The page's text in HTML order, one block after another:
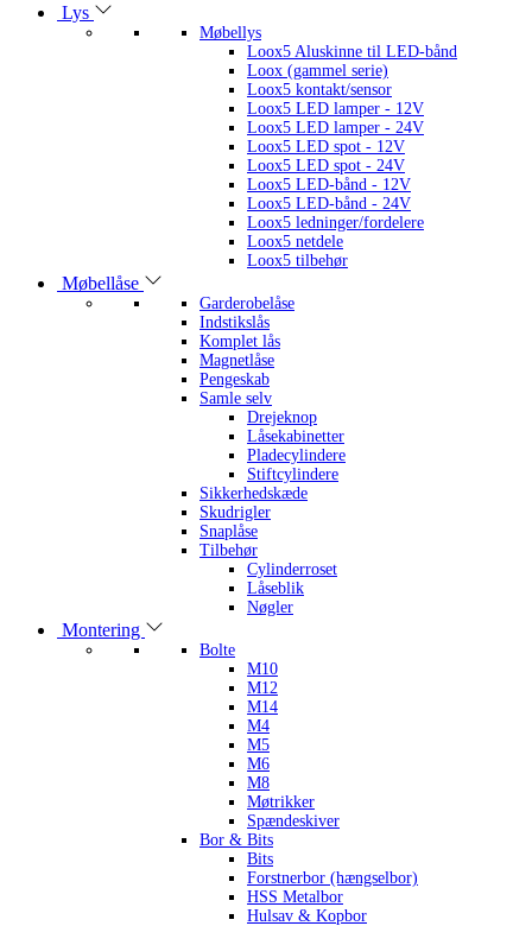
Lys
Møbellys
Loox5 Aluskinne til LED-bånd
Loox (gammel serie)
Loox5 kontakt/sensor
Loox5 LED lamper - 12V
Loox5 LED lamper - 24V
Loox5 LED spot - 12V
Loox5 LED spot - 24V
Loox5 LED-bånd - 12V
Loox5 LED-bånd - 24V
Loox5 ledninger/fordelere
Loox5 netdele
Loox5 tilbehør
Møbellåse
Garderobelåse
Indstikslås
Komplet lås
Magnetlåse
Pengeskab
Samle selv
Drejeknop
Låsekabinetter
Pladecylindere
Stiftcylindere
Sikkerhedskæde
Skudrigler
Snaplåse
Tilbehør
Cylinderroset
Låseblik
Nøgler
Montering
Bolte
M10
M12
M14
M4
M5
M6
M8
Møtrikker
Spændeskiver
Bor & Bits
Bits
Forstnerbor (hængselbor)
HSS Metalbor
Hulsav & Kopbor